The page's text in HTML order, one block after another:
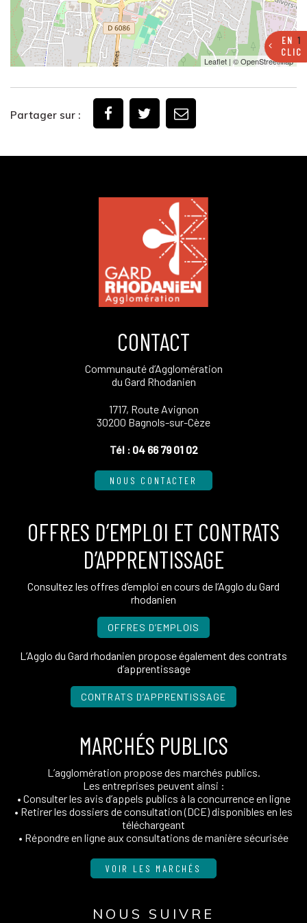
Leaflet | ©OpenStreetMap
Partager sur :
EN1
CLIC
CONTACT
Communauté d’Agglomération
du Gard Rhodanien
1717, Route Avignon
30200 Bagnols-sur-Cèze
Tél : 04 66 79 01 02
NOUS CONTACTER
OFFRES D’EMPLOI ET CONTRATS
D’APPRENTISSAGE
Consultez les offres d’emploi en cours de l’Agglo du Gard
rhodanien
OFFRES D’EMPLOIS
L’Agglo du Gard rhodanien propose également des contrats
d’apprentissage
CONTRATS D’APPRENTISSAGE
MARCHÉS PUBLICS
L’agglomération propose des marchés publics.
Les entreprises peuvent ainsi :
• Consulter les avis d’appels publics à la concurrence en ligne
• Retirer les dossiers de consultation (DCE) disponibles en les
téléchargeant
• Répondre en ligne aux consultations de manière sécurisée
VOIR LES MARCHÉS
NOUS SUIVRE